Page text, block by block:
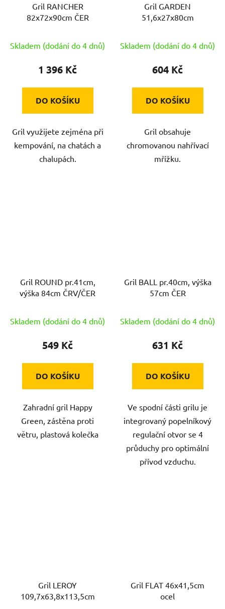
Gril RANCHER
82x72x90cm ČER
Skladem (dodání do 4 dnů)
1 396 Kč
DO KOŠÍKU
Gril využijete zejména při
kempování, na chatách a
chalupách.
Gril GARDEN
51,6x27x80cm
Skladem (dodání do 4 dnů)
604 Kč
DO KOŠÍKU
Gril obsahuje
chromovanou nahřívací
mřížku.
Gril ROUND pr.41cm,
výška 84cm ČRV/ČER
Skladem (dodání do 4 dnů)
549 Kč
DO KOŠÍKU
Zahradní gril Happy
Green, zástěna proti
větru, plastová kolečka
Gril BALL pr.40cm, výška
57cm ČER
Skladem (dodání do 4 dnů)
631 Kč
DO KOŠÍKU
Ve spodní části grilu je
integrovaný popelníkový
regulační otvor se 4
průduchy pro optimální
přívod vzduchu.
Gril LEROY
109,7x63,8x113,5cm
Gril FLAT 46x41,5cm
ocel